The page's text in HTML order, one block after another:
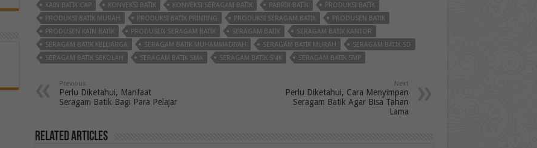
KAIN BATIK CAP
KONVEKSI BATIK KONVEKSI SERAGAM BATIK PABRIK BATIK
PRODUKSI BATIK
PRODUKSI BATIK MURAH
PRODUKSI BATIK PRINTING PRODUKSI SERAGAM BATIK
PRODUSEN BATIK
PRODUSEN KAIN BATIK
PRODUSEN SERAGAM BATIK SERAGAM BATIK
SERAGAM BATIK KANTOR
SERAGAM BATIK KELUARGA
SERAGAM BATIK MUHAMMADIYAH SERAGAM BATIK MURAH
SERAGAM BATIK SD
SERAGAM BATIK SEKOLAH
SERAGAM BATIK SMA SERAGAM BATIK SMK SERAGAM BATIK SMP
Previous
Perlu Diketahui, Manfaat
Seragam Batik Bagi Para Pelajar
Next
Perlu Diketahui, Cara Menyimpan
Seragam Batik Agar Bisa Tahan
Lama
Related Articles